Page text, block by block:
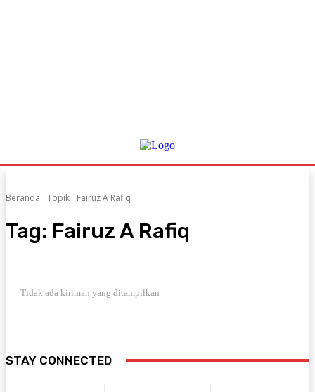
Beranda Topik Fairuz A Rafiq
Tag: Fairuz A Rafiq
Tidak ada kiriman yang ditampilkan
STAY CONNECTED